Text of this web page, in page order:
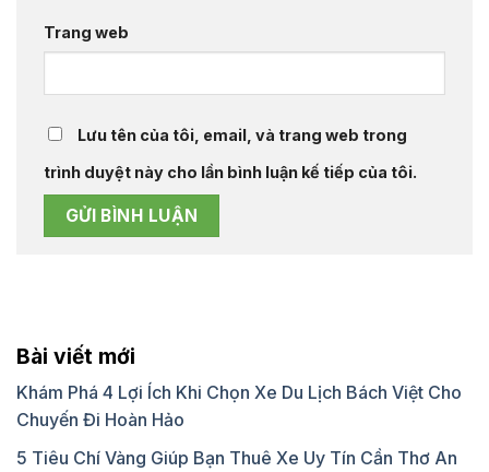
Trang web
Lưu tên của tôi, email, và trang web trong
trình duyệt này cho lần bình luận kế tiếp của tôi.
Bài viết mới
Khám Phá 4 Lợi Ích Khi Chọn Xe Du Lịch Bách Việt Cho
Chuyến Đi Hoàn Hảo
5 Tiêu Chí Vàng Giúp Bạn Thuê Xe Uy Tín Cần Thơ An